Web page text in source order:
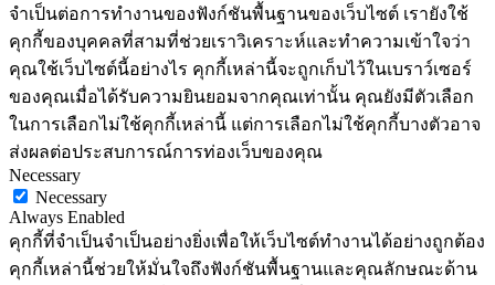
จำเป็นต่อการทำงานของฟังก์ชันพื้นฐานของเว็บไซต์ เรายังใช้
คุกกี้ของบุคคลที่สามที่ช่วยเราวิเคราะห์และทำความเข้าใจว่า
คุณใช้เว็บไซต์นี้อย่างไร คุกกี้เหล่านี้จะถูกเก็บไว้ในเบราว์เซอร์
ของคุณเมื่อได้รับความยินยอมจากคุณเท่านั้น คุณยังมีตัวเลือก
ในการเลือกไม่ใช้คุกกี้เหล่านี้ แต่การเลือกไม่ใช้คุกกี้บางตัวอาจ
ส่งผลต่อประสบการณ์การท่องเว็บของคุณ
Necessary
Necessary
Always Enabled
คุกกี้ที่จำเป็นจำเป็นอย่างยิ่งเพื่อให้เว็บไซต์ทำงานได้อย่างถูกต้อง
คุกกี้เหล่านี้ช่วยให้มั่นใจถึงฟังก์ชันพื้นฐานและคุณลักษณะด้าน